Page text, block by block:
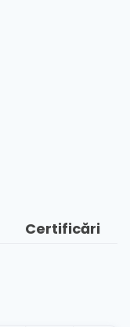
Certificări